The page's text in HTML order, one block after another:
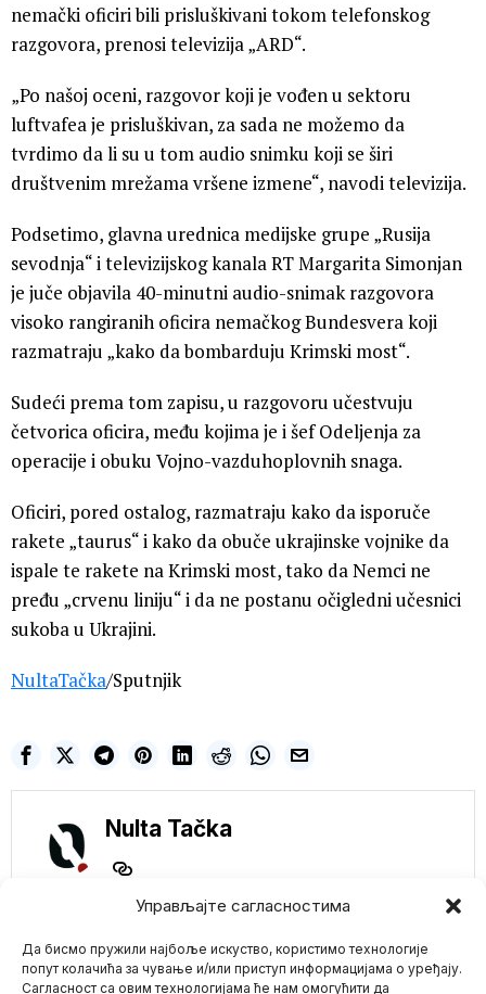
Управљајте сагласностима
Да бисмо пружили најбоље искуство, користимо технологије
попут колачића за чување и/или приступ информацијама о уређају.
Сагласност са овим технологијама ће нам омогућити да
nemački oficiri bili prisluškivani tokom telefonskog
razgovora, prenosi televizija „ARD“.
„Po našoj oceni, razgovor koji je vođen u sektoru
luftvafea je prisluškivan, za sada ne možemo da
tvrdimo da li su u tom audio snimku koji se širi
društvenim mrežama vršene izmene“, navodi televizija.
Podsetimo, glavna urednica medijske grupe „Rusija
sevodnja“ i televizijskog kanala RT Margarita Simonjan
je juče objavila 40-minutni audio-snimak razgovora
visoko rangiranih oficira nemačkog Bundesvera koji
razmatraju „kako da bombarduju Krimski most“.
Sudeći prema tom zapisu, u razgovoru učestvuju
četvorica oficira, među kojima je i šef Odeljenja za
operacije i obuku Vojno-vazduhoplovnih snaga.
Oficiri, pored ostalog, razmatraju kako da isporuče
rakete „taurus“ i kako da obuče ukrajinske vojnike da
ispale te rakete na Krimski most, tako da Nemci ne
pređu „crvenu liniju“ i da ne postanu očigledni učesnici
sukoba u Ukrajini.
NultaTačka/Sputnjik
Nulta Tačka
Kina uzvraća udarac:
Preti carinama na
automobile od 25%